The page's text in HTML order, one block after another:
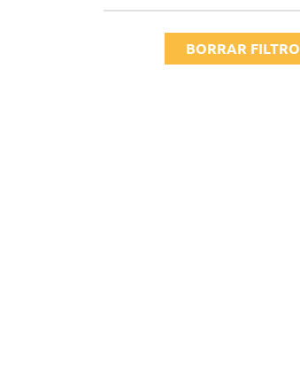
GRAFOPLAS - FIXO
MAPED
BORRAR FILTRO